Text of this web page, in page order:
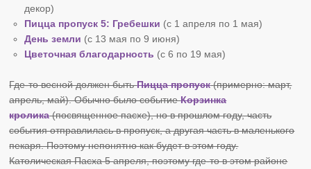
декор)
Пицца пропуск 5: Гребешки (с 1 апреля по 1 мая)
День земли (с 13 мая по 9 июня)
Цветочная благодарность (с 6 по 19 мая)
Где-то весной должен бытьПицца пропуск (примерно: март,
апрель, май). Обычно было событиеКорзинка
кролика(посвященное пасхе), но в прошлом году, часть
события отправлилась в пропуск, а другая часть в маленького
пекаря. Поэтому непонятно как будет в этом году.
Католическая Пасха 5 апреля, поэтому где-то в этом районе